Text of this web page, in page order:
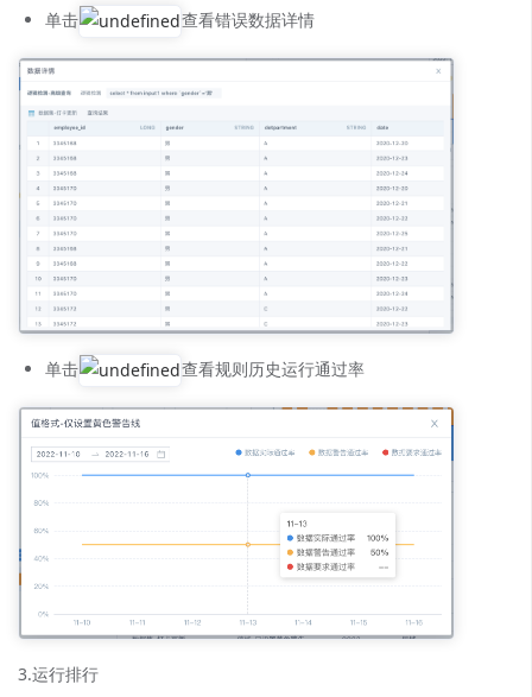
单击 查看错误数据详情
单击 查看规则历史运行通过率
3.运行排行